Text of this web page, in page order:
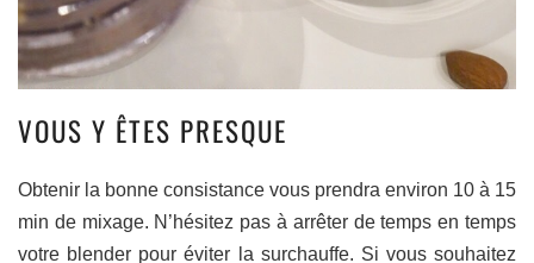
VOUS Y ÊTES PRESQUE
Obtenir la bonne consistance vous prendra environ 10 à 15
min de mixage. N’hésitez pas à arrêter de temps en temps
votre blender pour éviter la surchauffe. Si vous souhaitez